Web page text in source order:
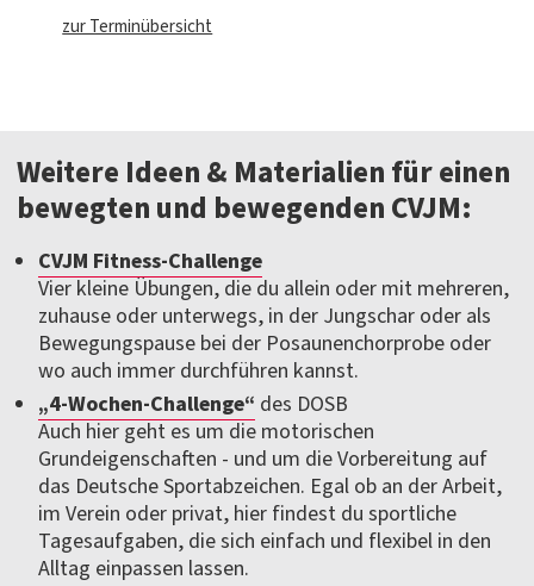
zur Terminübersicht
Weitere Ideen & Materialien für einen
bewegten und bewegenden CVJM:
CVJM Fitness-Challenge
Vier kleine Übungen, die du allein oder mit mehreren,
zuhause oder unterwegs, in der Jungschar oder als
Bewegungspause bei der Posaunenchorprobe oder
wo auch immer durchführen kannst.
„4-Wochen-Challenge“ des DOSB
Auch hier geht es um die motorischen
Grundeigenschaften - und um die Vorbereitung auf
das Deutsche Sportabzeichen. Egal ob an der Arbeit,
im Verein oder privat, hier findest du sportliche
Tagesaufgaben, die sich einfach und flexibel in den
Alltag einpassen lassen.